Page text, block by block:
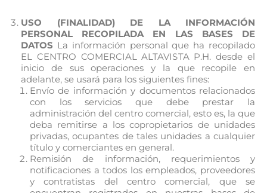
USO (FINALIDAD) DE LA INFORMACIÓN
PERSONAL RECOPILADA EN LAS BASES DE
DATOS La información personal que ha recopilado
EL CENTRO COMERCIAL ALTAVISTA P.H. desde el
inicio de sus operaciones y la que recopile en
adelante, se usará para los siguientes fines:
Envío de información y documentos relacionados
con los servicios que debe prestar la
administración del centro comercial, esto es, la que
deba remitirse a los copropietarios de unidades
privadas, ocupantes de tales unidades a cualquier
título y comerciantes en general.
Remisión de información, requerimientos y
notificaciones a todos los empleados, proveedores
y contratistas del centro comercial, que se